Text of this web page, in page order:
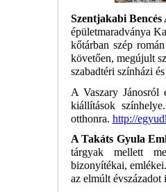
Szentjakabi
épületmaradványa
kőtárban szép
követően, megújult
szabadtéri színházi
A Vaszary Jánosról
kiállítások
otthonra. http://
ATakáts Gyula
tárgyak mellett
bizonyítékai,
az elmúlt